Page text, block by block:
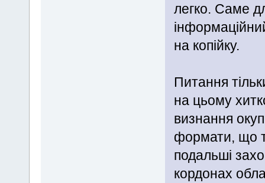
легко. Саме
на копійку.
Питання
на цьому
визнання
формати, що
подальші
кордонах